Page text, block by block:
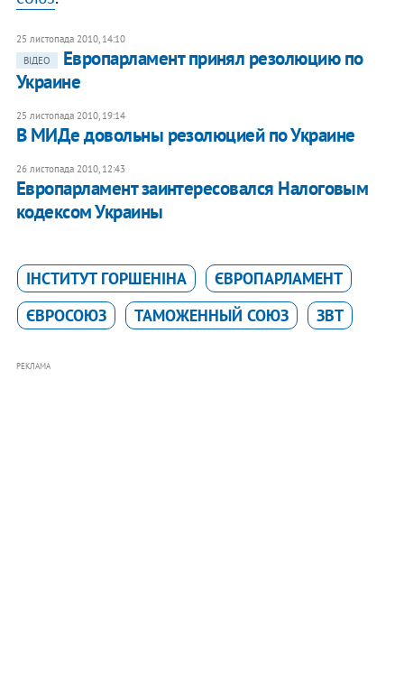
25 листопада 2010, 14:10
ВІДЕО
Европарламент принял резолюцию по
Украине
25 листопада 2010, 19:14
В МИДе довольны резолюцией по Украине
26 листопада 2010, 12:43
Европарламент заинтересовался Налоговым
кодексом Украины
ІНСТИТУТ ГОРШЕНІНА
ЄВРОПАРЛАМЕНТ
ЄВРОСОЮЗ
ТАМОЖЕННЫЙ СОЮЗ ЗВТ
РЕКЛАМА